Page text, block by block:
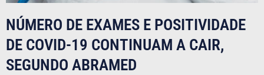
NÚMERO DE EXAMES E POSITIVIDADE
DE COVID-19 CONTINUAM A CAIR,
SEGUNDO ABRAMED